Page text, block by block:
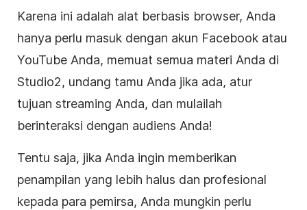
Karena ini adalah alat berbasis browser, Anda
hanya perlu masuk dengan akun Facebook atau
YouTube Anda, memuat semua materi Anda di
Studio2, undang tamu Anda jika ada, atur
tujuan streaming Anda, dan mulailah
berinteraksi dengan audiens Anda!
Tentu saja, jika Anda ingin memberikan
penampilan yang lebih halus dan profesional
kepada para pemirsa, Anda mungkin perlu